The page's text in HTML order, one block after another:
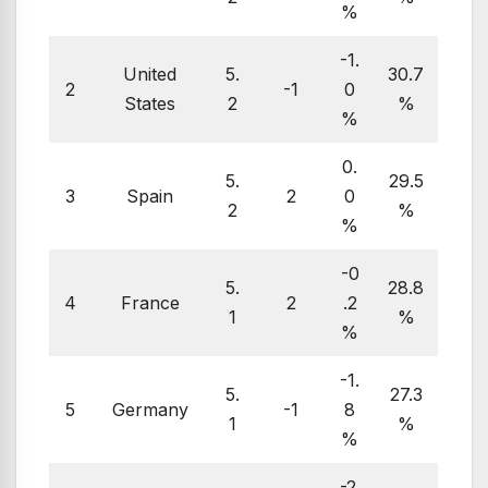
%
2
United
States
5.
2
-1
-1.
0
%
30.7
%
3 Spain
5.
2
2
0.
0
%
29.5
%
4 France
5.
1
2
-0
.2
%
28.8
%
5 Germany
5.
1
-1
-1.
8
%
27.3
%